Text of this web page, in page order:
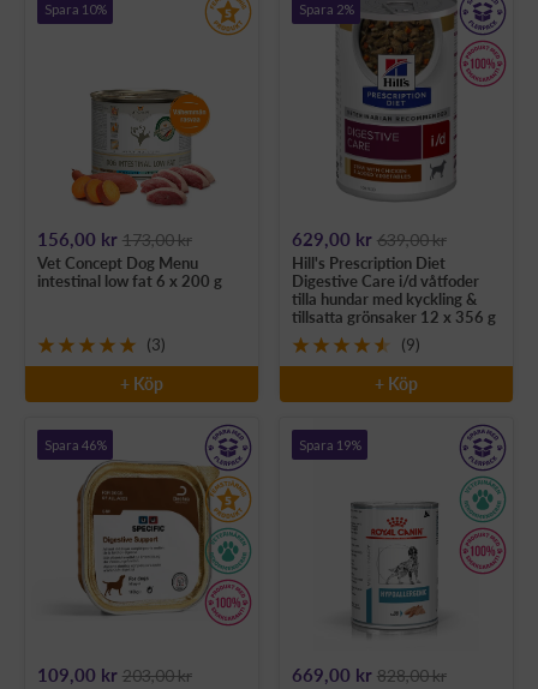
Spara 10%
Rea-
pris
156,00 kr 173,00 kr
Vet Concept Dog Menu
intestinal low fat 6 x 200 g
(3)
+ Köp
Spara 2%
Rea-
pris
629,00 kr 639,00 kr
Hill's Prescription Diet
Digestive Care i/d våtfoder
tilla hundar med kyckling &
tillsatta grönsaker 12 x 356 g
(9)
+ Köp
Spara 46%
Rea-
109,00 kr 203,00 kr
Spara 19%
Rea-
669,00 kr 828,00 kr